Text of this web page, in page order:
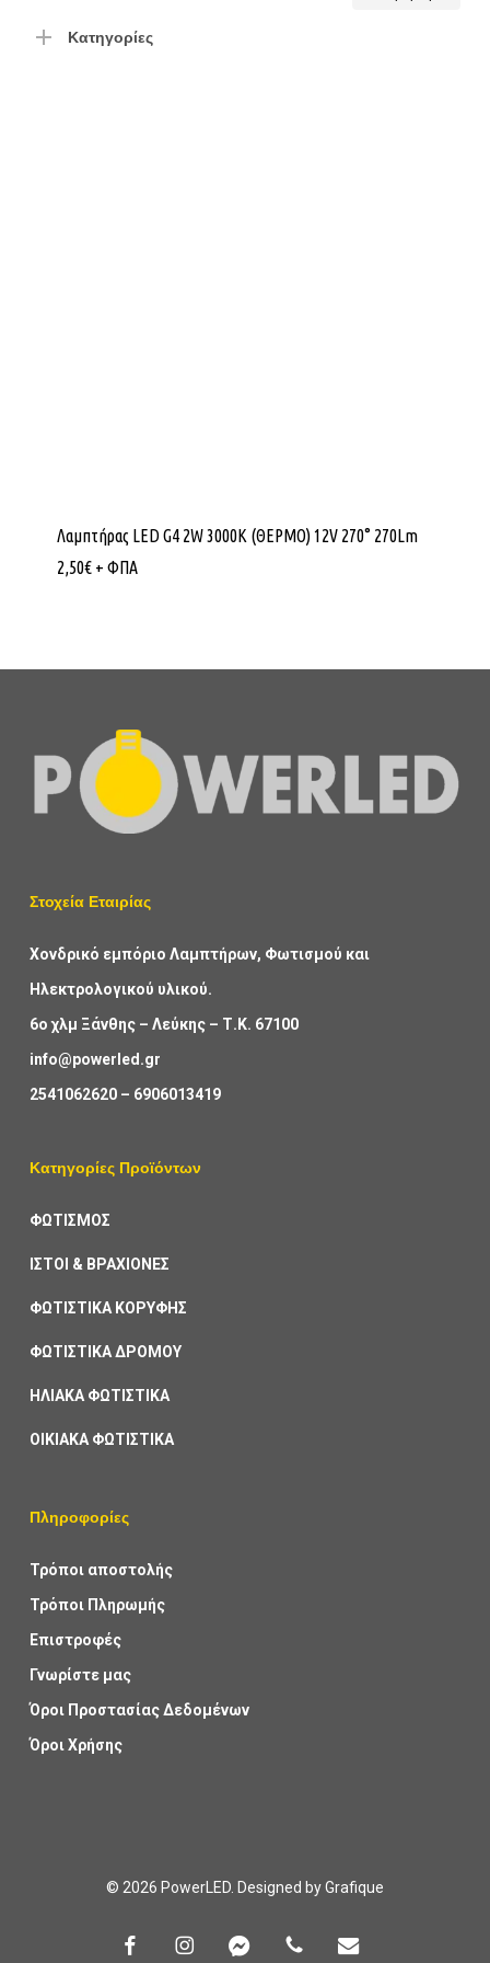
Κατηγορίες
Λαμπτήρας LED G4 2W 3000K (ΘΕΡΜΟ) 12V 270° 270Lm
2,50€ + ΦΠΑ
Στοχεία Εταιρίας
Χονδρικό εμπόριο Λαμπτήρων, Φωτισμού και
Ηλεκτρολογικού υλικού.
6ο χλμ Ξάνθης – Λεύκης – Τ.Κ. 67100
info@powerled.gr
2541062620– 6906013419
Κατηγορίες Προϊόντων
ΦΩΤΙΣΜΟΣ
ΙΣΤΟΙ & ΒΡΑΧΙΟΝΕΣ
ΦΩΤΙΣΤΙΚΑ ΚΟΡΥΦΗΣ
ΦΩΤΙΣΤΙΚΑ ΔΡΟΜΟΥ
ΗΛΙΑΚΑ ΦΩΤΙΣΤΙΚΑ
ΟΙΚΙΑΚΑ ΦΩΤΙΣΤΙΚΑ
Πληροφορίες
Τρόποι αποστολής
Τρόποι Πληρωμής
Επιστροφές
Γνωρίστε μας
Όροι Προστασίας Δεδομένων
Όροι Χρήσης
© 2026 PowerLED. Designed byGrafique
facebookinstagrammessengerphone email